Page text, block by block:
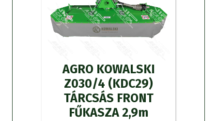
AGRO KOWALSKI
Z030/4 (KDC29)
TÁRCSÁS FRONT
FŰKASZA 2,9m